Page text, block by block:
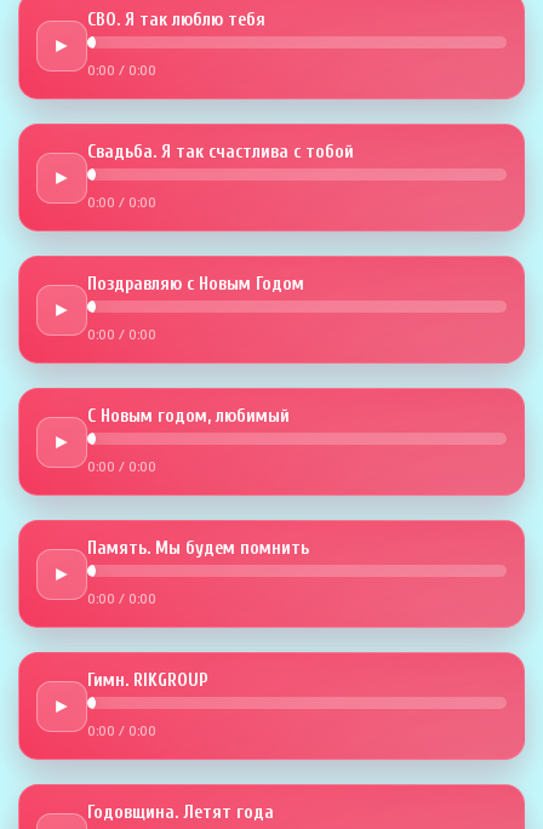
►
СВО. Я так люблю тебя
0:00 / 0:00
►
Свадьба. Я так счастлива с тобой
0:00 / 0:00
►
Поздравляю с Новым Годом
0:00 / 0:00
►
С Новым годом, любимый
0:00 / 0:00
►
Память. Мы будем помнить
0:00 / 0:00
►
Гимн. RIKGROUP
0:00 / 0:00
Годовщина. Летят года